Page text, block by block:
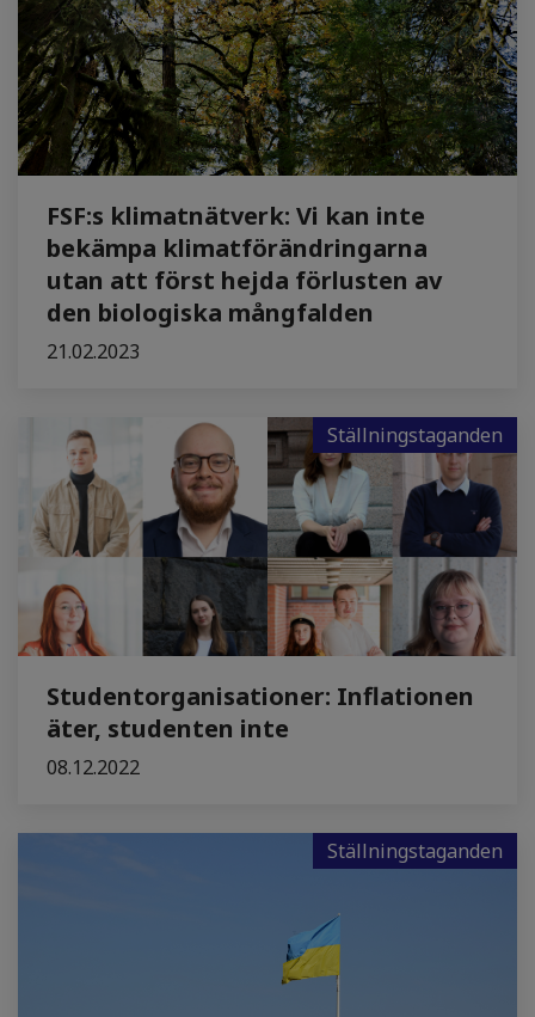
FSF:s klimatnätverk: Vi kan inte
bekämpa klimatförändringarna
utan att först hejda förlusten av
den biologiska mångfalden
21.02.2023
Ställningstaganden
Studentorganisationer: Inflationen
äter, studenten inte
08.12.2022
Ställningstaganden